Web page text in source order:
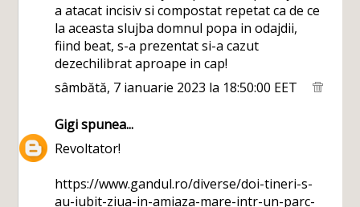
a atacat incisiv si compostat repetat ca de ce
la aceasta slujba domnul popa in odajdii,
fiind beat, s-a prezentat si-a cazut
dezechilibrat aproape in cap!
sâmbătă, 7 ianuarie 2023 la 18:50:00 EET
Gigispunea...
Revoltator!
https://www.gandul.ro/diverse/doi-tineri-s-
au-iubit-ziua-in-amiaza-mare-intr-un-parc-